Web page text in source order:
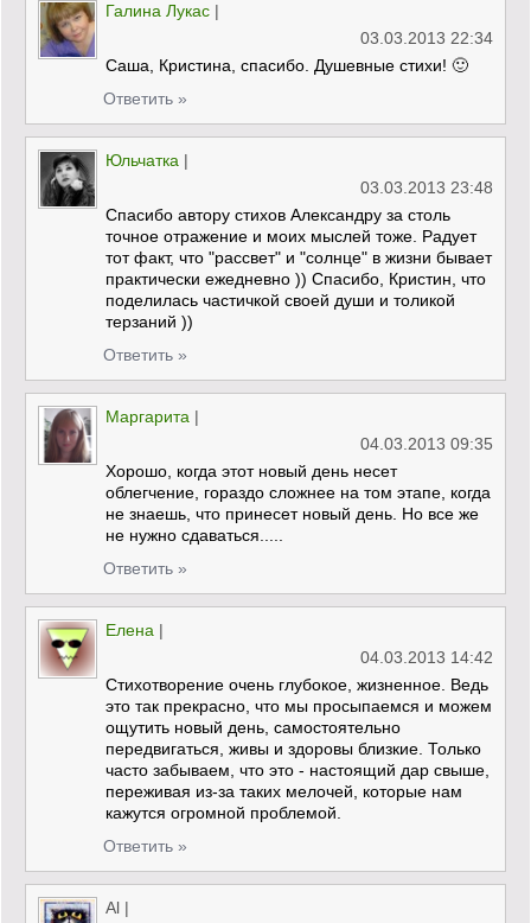
Галина Лукас |
03.03.2013 22:34
Саша, Кристина, спасибо. Душевные стихи! 🙂
Ответить »
Юльчатка |
03.03.2013 23:48
Спасибо автору стихов Александру за столь
точное отражение и моих мыслей тоже. Радует
тот факт, что "рассвет" и "солнце" в жизни бывает
практически ежедневно )) Спасибо, Кристин, что
поделилась частичкой своей души и толикой
терзаний ))
Ответить »
Маргарита |
04.03.2013 09:35
Хорошо, когда этот новый день несет
облегчение, гораздо сложнее на том этапе, когда
не знаешь, что принесет новый день. Но все же
не нужно сдаваться.....
Ответить »
Елена |
04.03.2013 14:42
Стихотворение очень глубокое, жизненное. Ведь
это так прекрасно, что мы просыпаемся и можем
ощутить новый день, самостоятельно
передвигаться, живы и здоровы близкие. Только
часто забываем, что это - настоящий дар свыше,
переживая из-за таких мелочей, которые нам
кажутся огромной проблемой.
Ответить »
Al |